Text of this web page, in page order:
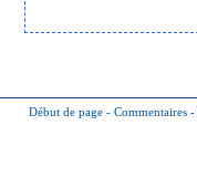
Début de page - Commentaires -